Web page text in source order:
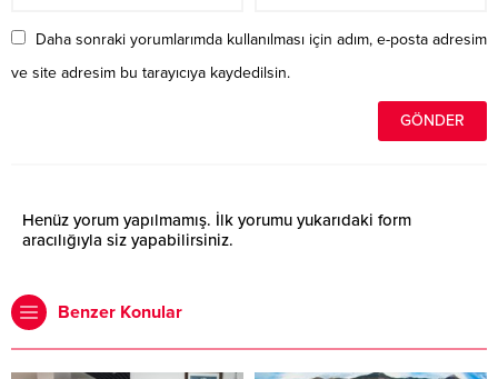
Daha sonraki yorumlarımda kullanılması için adım, e-posta adresim
ve site adresim bu tarayıcıya kaydedilsin.
Henüz yorum yapılmamış. İlk yorumu yukarıdaki form
aracılığıyla siz yapabilirsiniz.
Benzer Konular